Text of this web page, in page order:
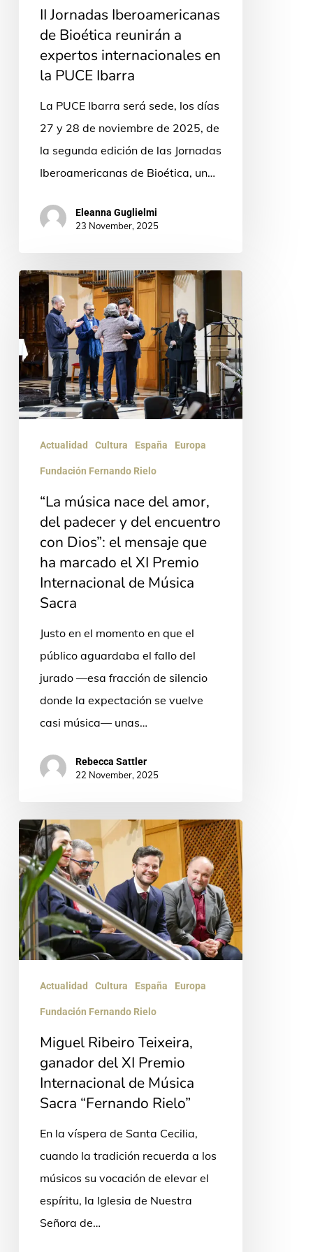
PUCE
Ibarra
II Jornadas Iberoamericanas
de Bioética reunirán a
expertos internacionales en
la PUCE Ibarra
La PUCE Ibarra será sede, los días
27 y 28 de noviembre de 2025, de
la segunda edición de las Jornadas
Iberoamericanas de Bioética, un…
Eleanna Guglielmi
23 November, 2025
“La
música
nace
del
amor,
del
padecer
Dios”:
mensaje
marcado
Premio
Internacional
Música
Actualidad Cultura España Europa
Fundación Fernando Rielo
“La música nace del amor,
del padecer y del encuentro
con Dios”: el mensaje que
ha marcado el XI Premio
Internacional de Música
Sacra
Justo en el momento en que el
público aguardaba el fallo del
jurado —esa fracción de silencio
donde la expectación se vuelve
casi música— unas…
Rebecca Sattler
22 November, 2025
Miguel
Ribeiro
Teixeira,
ganador
del
XI
Premio
Internacional
“Fernando
Rielo”
Actualidad Cultura España Europa
Fundación Fernando Rielo
Miguel Ribeiro Teixeira,
ganador del XI Premio
Internacional de Música
Sacra “Fernando Rielo”
En la víspera de Santa Cecilia,
cuando la tradición recuerda a los
músicos su vocación de elevar el
espíritu, la Iglesia de Nuestra
Señora de…